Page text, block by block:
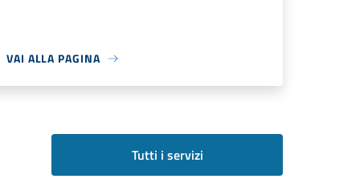
VAI ALLA PAGINA
Tutti i servizi